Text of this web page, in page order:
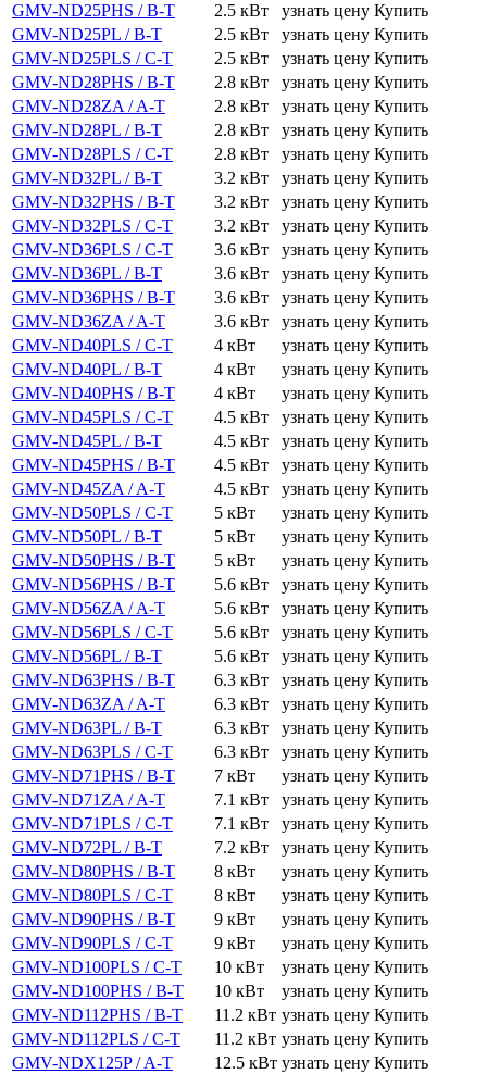
GMV-ND25PHS / B-T
2.5 кВт узнать цену Купить
GMV-ND25PL / B-T
2.5 кВт узнать цену Купить
GMV-ND25PLS / C-T
2.5 кВт узнать цену Купить
GMV-ND28PHS / B-T
2.8 кВт узнать цену Купить
GMV-ND28ZA / A-T
2.8 кВт узнать цену Купить
GMV-ND28PL / B-T
2.8 кВт узнать цену Купить
GMV-ND28PLS / C-T
2.8 кВт узнать цену Купить
GMV-ND32PL / B-T
3.2 кВт узнать цену Купить
GMV-ND32PHS / B-T
3.2 кВт узнать цену Купить
GMV-ND32PLS / C-T
3.2 кВт узнать цену Купить
GMV-ND36PLS / C-T
3.6 кВт узнать цену Купить
GMV-ND36PL / B-T
3.6 кВт узнать цену Купить
GMV-ND36PHS / B-T
3.6 кВт узнать цену Купить
GMV-ND36ZA / A-T
3.6 кВт узнать цену Купить
GMV-ND40PLS / C-T
4 кВт узнать цену Купить
GMV-ND40PL / B-T
4 кВт узнать цену Купить
GMV-ND40PHS / B-T
4 кВт узнать цену Купить
GMV-ND45PLS / C-T
4.5 кВт узнать цену Купить
GMV-ND45PL / B-T
4.5 кВт узнать цену Купить
GMV-ND45PHS / B-T
4.5 кВт узнать цену Купить
GMV-ND45ZA / A-T
4.5 кВт узнать цену Купить
GMV-ND50PLS / C-T
5 кВт узнать цену Купить
GMV-ND50PL / B-T
5 кВт узнать цену Купить
GMV-ND50PHS / B-T
5 кВт узнать цену Купить
GMV-ND56PHS / B-T
5.6 кВт узнать цену Купить
GMV-ND56ZA / A-T
5.6 кВт узнать цену Купить
GMV-ND56PLS / C-T
5.6 кВт узнать цену Купить
GMV-ND56PL / B-T
5.6 кВт узнать цену Купить
GMV-ND63PHS / B-T
6.3 кВт узнать цену Купить
GMV-ND63ZA / A-T
6.3 кВт узнать цену Купить
GMV-ND63PL / B-T
6.3 кВт узнать цену Купить
GMV-ND63PLS / C-T
6.3 кВт узнать цену Купить
GMV-ND71PHS / B-T
7 кВт узнать цену Купить
GMV-ND71ZA / A-T
7.1 кВт узнать цену Купить
GMV-ND71PLS / C-T
7.1 кВт узнать цену Купить
GMV-ND72PL / B-T
7.2 кВт узнать цену Купить
GMV-ND80PHS / B-T
8 кВт узнать цену Купить
GMV-ND80PLS / C-T
8 кВт узнать цену Купить
GMV-ND90PHS / B-T
9 кВт узнать цену Купить
GMV-ND90PLS / C-T
9 кВт узнать цену Купить
GMV-ND100PLS / C-T
10 кВт узнать цену Купить
GMV-ND100PHS / B-T
10 кВт узнать цену Купить
GMV-ND112PHS / B-T
11.2 кВт узнать цену Купить
GMV-ND112PLS / C-T
11.2 кВт узнать цену Купить
GMV-NDX125P / A-T
12.5 кВт узнать цену Купить